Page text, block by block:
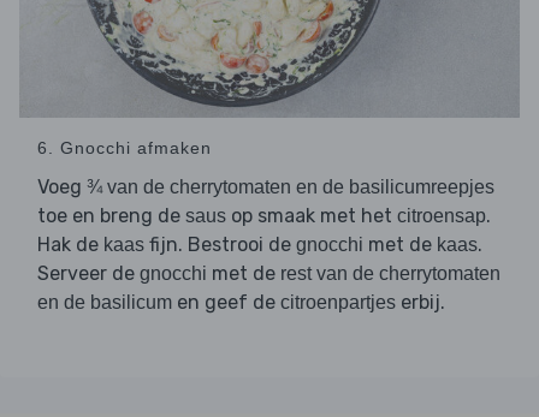
6. Gnocchi afmaken
Voeg ¾ van de cherrytomaten en de basilicumreepjes
toe en breng de saus op smaak met het citroensap.
Hak de kaas fijn. Bestrooi de gnocchi met de kaas.
Serveer de gnocchi met de rest van de cherrytomaten
en de basilicum en geef de citroenpartjes erbij.